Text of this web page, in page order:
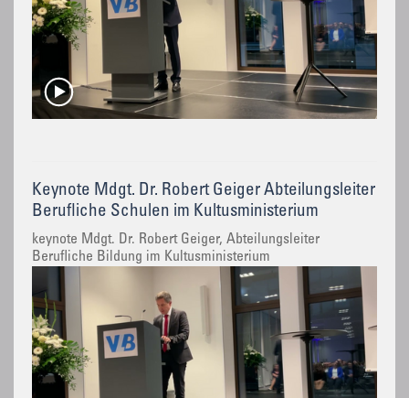
Keynote Mdgt. Dr. Robert Geiger Abteilungsleiter
Berufliche Schulen im Kultusministerium
keynote Mdgt. Dr. Robert Geiger, Abteilungsleiter
Berufliche Bildung im Kultusministerium